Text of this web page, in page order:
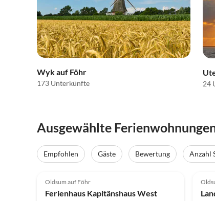
Wyk auf Föhr
173 Unterkünfte 24
Ausgewählte
Empfohlen Gäste Bewertung Anzahl
Oldsum auf Föhr
Ferienhaus Kapitänshaus West